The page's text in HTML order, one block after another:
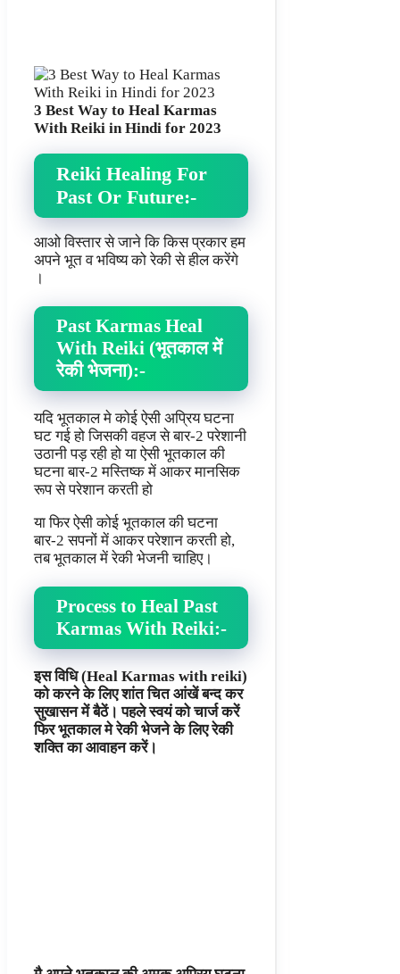
3 Best Way to Heal Karmas
With Reiki in Hindi for 2023
Reiki Healing For
Past Or Future:-
आओ विस्तार से जाने कि किस प्रकार हम
अपने भूत व भविष्य को रेकी से हील करेंगे
।
Past Karmas Heal
With Reiki (भूतकाल में
रेकी भेजना):-
यदि भूतकाल मे कोई ऐसी अप्रिय घटना
घट गई हो जिसकी वहज से बार-2 परेशानी
उठानी पड़ रही हो या ऐसी भूतकाल की
घटना बार-2 मस्तिष्क में आकर मानसिक
रूप से परेशान करती हो
या फिर ऐसी कोई भूतकाल की घटना
बार-2 सपनों में आकर परेशान करती हो,
तब भूतकाल में रेकी भेजनी चाहिए।
Process to Heal Past
Karmas With Reiki:-
इस विधि (Heal Karmas with reiki)
को करने के लिए शांत चित आंखें बन्द कर
सुखासन में बैठें। पहले स्वयं को चार्ज करें
फिर भूतकाल मे रेकी भेजने के लिए रेकी
शक्ति का आवाहन करें।